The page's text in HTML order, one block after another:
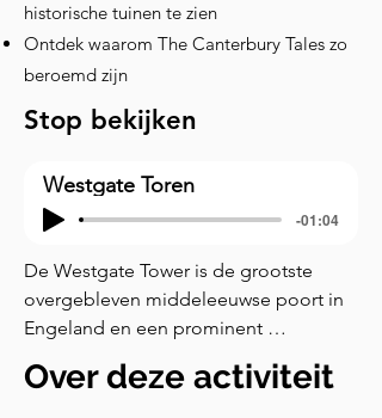
historische tuinen te zien
Ontdek waarom The Canterbury Tales zo
beroemd zijn
Stop bekijken
Westgate Toren
-01:04
De Westgate Tower is de grootste
overgebleven middeleeuwse poort in
Engeland en een prominent
een hoogte van zestig voet werd deze
Over deze activiteit